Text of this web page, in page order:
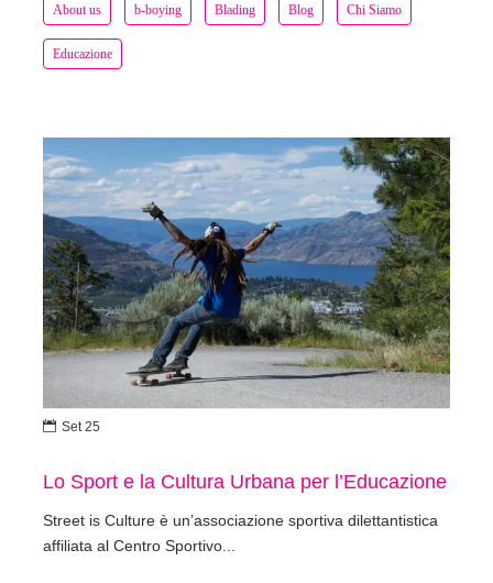
About us b-boying Blading Blog Chi Siamo
Educazione
Lo Sport e la Cultura Urbana per l’Educazione
Street is Culture è un’associazione sportiva dilettantistica
affiliata al Centro Sportivo...
 Set 25